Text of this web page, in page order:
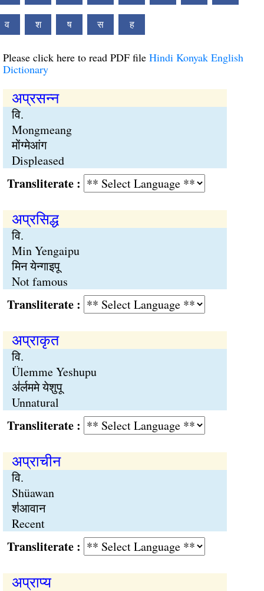
व श ष स ह
Please click here to read PDF file Hindi Konyak English
Dictionary
अप्रसन्न
वि.
Mongmeang
मोंग्मेआंग
Displeased
:
अप्रसिद्ध
वि.
Min Yengaipu
मिन येन्गाइपू
Not famous
:
अप्राकृत
वि.
Ülemme Yeshupu
अ॑र्लममे येशुपू
Unnatural
:
अप्राचीन
वि.
Shüawan
श॑आवान
Recent
:
अप्राप्य